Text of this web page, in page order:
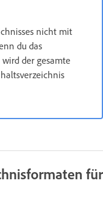
nicht mit
du das
der gesamte
für